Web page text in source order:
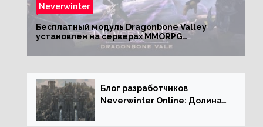
Neverwinter
Бесплатный модуль Dragonbone Valley
установлен на серверах MMORPG
Блог разработчиков
Neverwinter Online: Долина